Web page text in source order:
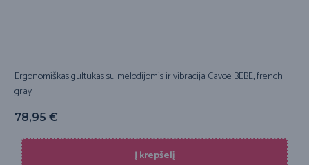
Ergonomiškas gultukas su melodijomis ir vibracija Cavoe BEBE, french
gray
78,95 €
Į krepšelį